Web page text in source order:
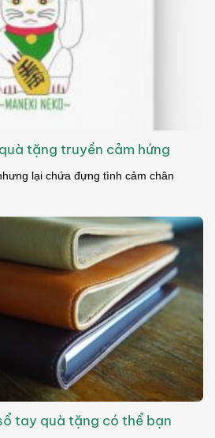
tặng truyền cảm hứng
lại chứa đựng tình cảm chân
tay quà tặng có thể bạn